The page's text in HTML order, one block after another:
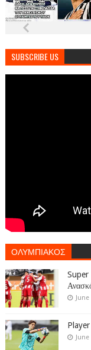
SUBSCRIBE US
ΟΛΥΜΠΙΑΚΟΣ
Super